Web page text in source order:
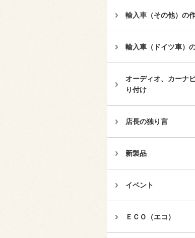
輸入車（その他）の
輸入車（ドイツ車）
オーディオ、カーナ
り付け
店長の独り言
新製品
イベント
ＥＣＯ（エコ）